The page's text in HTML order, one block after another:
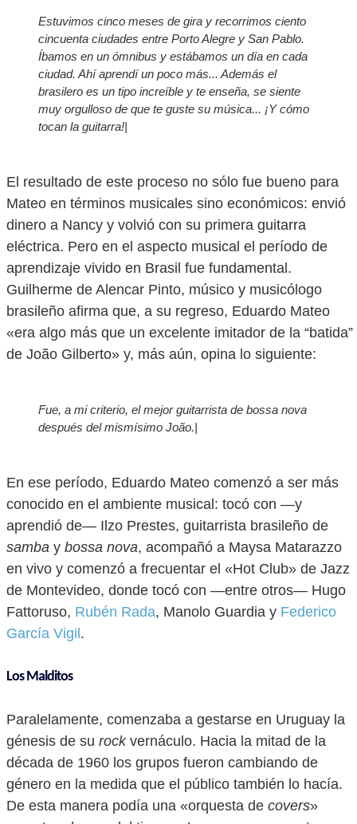
Estuvimos cinco meses de gira y recorrimos ciento
cincuenta ciudades entre Porto Alegre y San Pablo.
Íbamos en un ómnibus y estábamos un día en cada
ciudad. Ahí aprendí un poco más... Además el
brasilero es un tipo increíble y te enseña, se siente
muy orgulloso de que te guste su música... ¡Y cómo
tocan la guitarra!|
El resultado de este proceso no sólo fue bueno para
Mateo en términos musicales sino económicos: envió
dinero a Nancy y volvió con su primera guitarra
eléctrica. Pero en el aspecto musical el período de
aprendizaje vivido en Brasil fue fundamental.
Guilherme de Alencar Pinto, músico y musicólogo
brasileño afirma que, a su regreso, Eduardo Mateo
«era algo más que un excelente imitador de la “batida”
de João Gilberto» y, más aún, opina lo siguiente:
Fue, a mi criterio, el mejor guitarrista de bossa nova
después del mismísimo João.|
En ese período, Eduardo Mateo comenzó a ser más
conocido en el ambiente musical: tocó con —y
aprendió de— Ilzo Prestes, guitarrista brasileño de
samba y bossa nova, acompañó a Maysa Matarazzo
en vivo y comenzó a frecuentar el «Hot Club» de Jazz
de Montevideo, donde tocó con —entre otros— Hugo
Fattoruso, Rubén Rada, Manolo Guardia y Federico
García Vigil .
Los Malditos
Paralelamente, comenzaba a gestarse en Uruguay la
génesis de su rockvernáculo. Hacia la mitad de la
década de 1960 los grupos fueron cambiando de
género en la medida que el público también lo hacía.
De esta manera podía una «orquesta de covers»